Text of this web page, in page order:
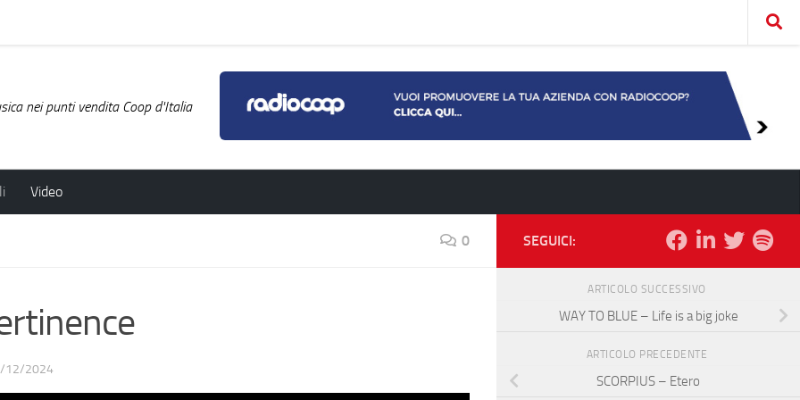
nei punti vendita Coop d'Italia
Video
0
12/2024
SEGUICI:
ARTICOLO SUCCESSIVO
WAY TO BLUE – Life is a big joke
ARTICOLO PRECEDENTE
SCORPIUS – Etero